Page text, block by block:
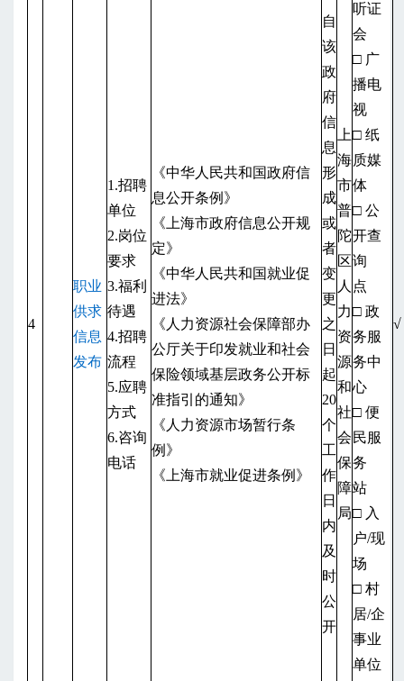
4
职业
供求
信息
发布
1.招聘
单位
2.岗位
要求
3.福利
待遇
4.招聘
流程
5.应聘
方式
6.咨询
电话
《中华人民共和国政府信
息公开条例》
《上海市政府信息公开规
定》
《中华人民共和国就业促
进法》
《人力资源社会保障部办
公厅关于印发就业和社会
保险领域基层政务公开标
准指引的通知》
《人力资源市场暂行条
例》
《上海市就业促进条例》
自
该
政
府
信
息
形
成
或
者
变
更
之
日
起
20
个
工
作
日
内
及
时
公
开
上
海
市
普
陀
区
人
力
资
源
和
社
会
保
障
局
听证
会
□ 广
播电
视
□ 纸
质媒
体
□ 公
开查
询
点
□ 政
务服
务中
心
□ 便
民服
务
站
□ 入
户/现
场
□ 村
居/企
事业
单位
√